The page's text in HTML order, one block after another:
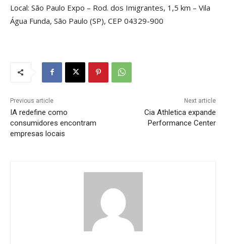
Local: São Paulo Expo – Rod. dos Imigrantes, 1,5 km – Vila
Água Funda, São Paulo (SP), CEP 04329-900
Previous article
IA redefine como
consumidores encontram
empresas locais
Next article
Cia Athletica expande
Performance Center